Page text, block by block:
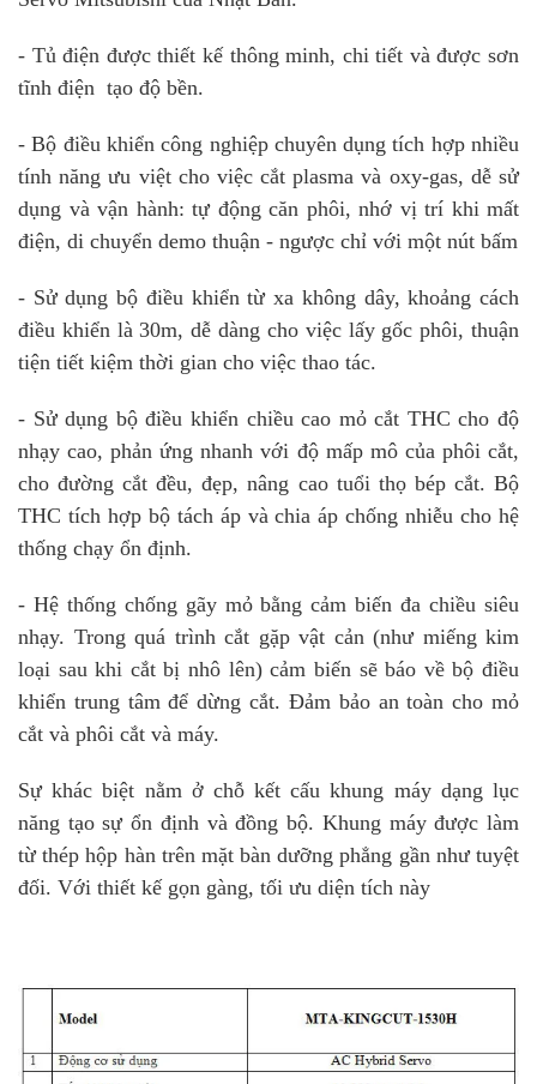
- Tủ điện được thiết kế thông minh, chi tiết và được sơn
tĩnh điện tạo độ bền.
- Bộ điều khiển công nghiệp chuyên dụng tích hợp nhiều
tính năng ưu việt cho việc cắt plasma và oxy-gas, dễ sử
dụng và vận hành: tự động căn phôi, nhớ vị trí khi mất
điện, di chuyển demo thuận - ngược chỉ với một nút bấm
- Sử dụng bộ điều khiển từ xa không dây, khoảng cách
điều khiển là 30m, dễ dàng cho việc lấy gốc phôi, thuận
tiện tiết kiệm thời gian cho việc thao tác.
- Sử dụng bộ điều khiển chiều cao mỏ cắt THC cho độ
nhạy cao, phản ứng nhanh với độ mấp mô của phôi cắt,
cho đường cắt đều, đẹp, nâng cao tuổi thọ bép cắt. Bộ
THC tích hợp bộ tách áp và chia áp chống nhiễu cho hệ
thống chạy ổn định.
- Hệ thống chống gãy mỏ bằng cảm biến đa chiều siêu
nhạy. Trong quá trình cắt gặp vật cản (như miếng kim
loại sau khi cắt bị nhô lên) cảm biến sẽ báo về bộ điều
khiển trung tâm để dừng cắt. Đảm bảo an toàn cho mỏ
cắt và phôi cắt và máy.
Sự khác biệt nằm ở chỗ kết cấu khung máy dạng lục
năng tạo sự ổn định và đồng bộ. Khung máy được làm
từ thép hộp hàn trên mặt bàn dưỡng phẳng gần như tuyệt
đối. Với thiết kế gọn gàng, tối ưu diện tích này